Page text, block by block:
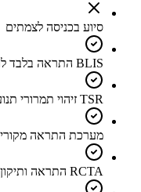
סיוע בכניסה לצמתים
BLIS התראה בלבד לרכב בשטח מת
TSR זיהוי תמרורי תנועה
מערכת התראה
RCTA התראה ותיקון בזיהוי תנועה חוצה מאחור